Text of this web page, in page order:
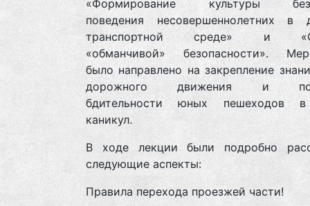
«Формирование культуры
поведения несовершеннолетних в
транспортной среде» и
«обманчивой» безопасности».
было направлено на закрепление
дорожного движения и
бдительности юных пешеходов
каникул.
В ходе лекции были подробно
следующие аспекты:
Правила перехода проезжей части!